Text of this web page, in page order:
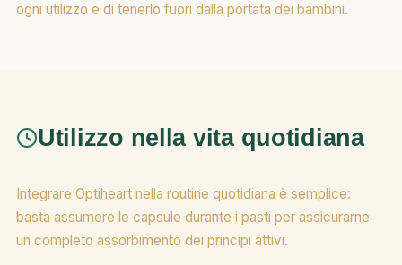
ogni utilizzo e di tenerlo fuori dalla portata dei bambini.
Utilizzo nella vita quotidiana
Integrare Optiheart nella routine quotidiana è semplice:
basta assumere le capsule durante i pasti per assicurarne
un completo assorbimento dei principi attivi.